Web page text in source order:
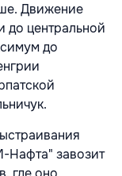
Движение
до центральной
до
Нафта" завозит